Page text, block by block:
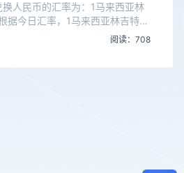
人民币的汇率为：1马来西亚林
据今日汇率，1马来西亚林吉特可
仅供参考，交易时以银行柜台
吉特（马来语：r
阅读：708